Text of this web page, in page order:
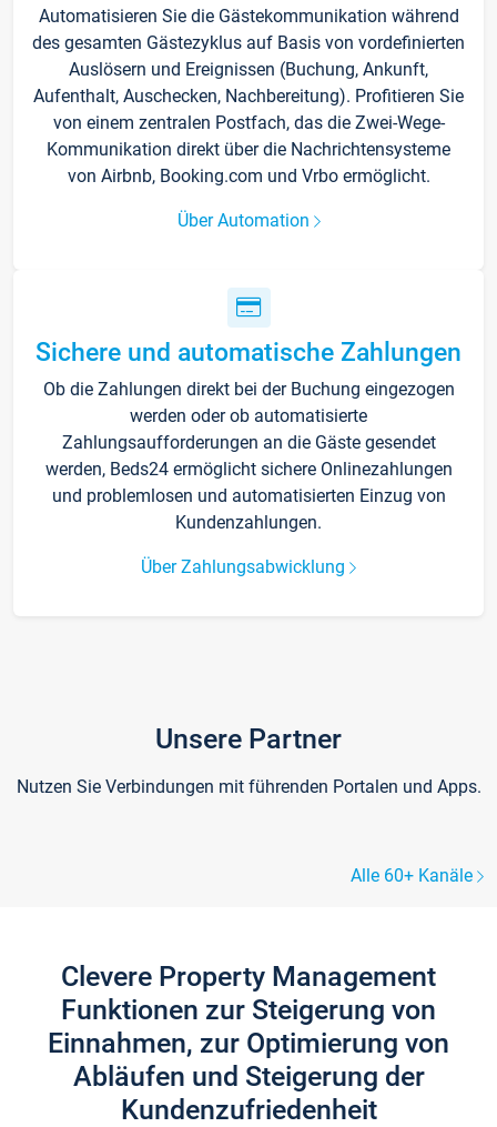
Automatisieren Sie die Gästekommunikation während
des gesamten Gästezyklus auf Basis von vordefinierten
Auslösern und Ereignissen (Buchung, Ankunft,
Aufenthalt, Auschecken, Nachbereitung). Profitieren Sie
von einem zentralen Postfach, das die Zwei-Wege-
Kommunikation direkt über die Nachrichtensysteme
von Airbnb, Booking.com und Vrbo ermöglicht.
Über Automation
Sichere und automatische Zahlungen
Ob die Zahlungen direkt bei der Buchung eingezogen
werden oder ob automatisierte
Zahlungsaufforderungen an die Gäste gesendet
werden, Beds24 ermöglicht sichere Onlinezahlungen
und problemlosen und automatisierten Einzug von
Kundenzahlungen.
Über Zahlungsabwicklung
Unsere Partner
Nutzen Sie Verbindungen mit führenden Portalen und Apps.
Alle 60+ Kanäle
Clevere Property Management
Funktionen zur Steigerung von
Einnahmen, zur Optimierung von
Abläufen und Steigerung der
Kundenzufriedenheit